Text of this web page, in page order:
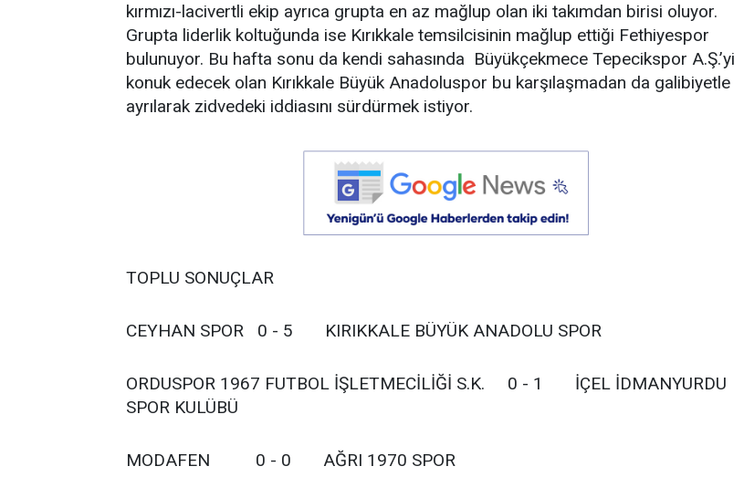
kırmızı-lacivertli ekip ayrıca grupta en az mağlup olan iki takımdan birisi oluyor.
Grupta liderlik koltuğunda ise Kırıkkale temsilcisinin mağlup ettiği Fethiyespor
bulunuyor. Bu hafta sonu da kendi sahasında Büyükçekmece Tepecikspor A.Ş.’yi
konuk edecek olan Kırıkkale Büyük Anadoluspor bu karşılaşmadan da galibiyetle
ayrılarak zidvedeki iddiasını sürdürmek istiyor.
TOPLU SONUÇLAR
CEYHAN SPOR 0 - 5 KIRIKKALE BÜYÜK ANADOLU SPOR
ORDUSPOR 1967 FUTBOL İŞLETMECİLİĞİ S.K. 0 - 1 İÇEL İDMANYURDU
SPOR KULÜBÜ
MODAFEN 0 - 0 AĞRI 1970 SPOR